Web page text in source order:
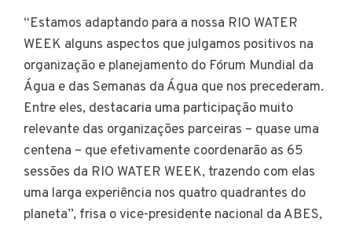
“Estamos adaptando para a nossa RIO WATER
WEEK alguns aspectos que julgamos positivos na
organização e planejamento do Fórum Mundial da
Água e das Semanas da Água que nos precederam.
Entre eles, destacaria uma participação muito
relevante das organizações parceiras – quase uma
centena – que efetivamente coordenarão as 65
sessões da RIO WATER WEEK, trazendo com elas
uma larga experiência nos quatro quadrantes do
planeta”, frisa o vice-presidente nacional da ABES,